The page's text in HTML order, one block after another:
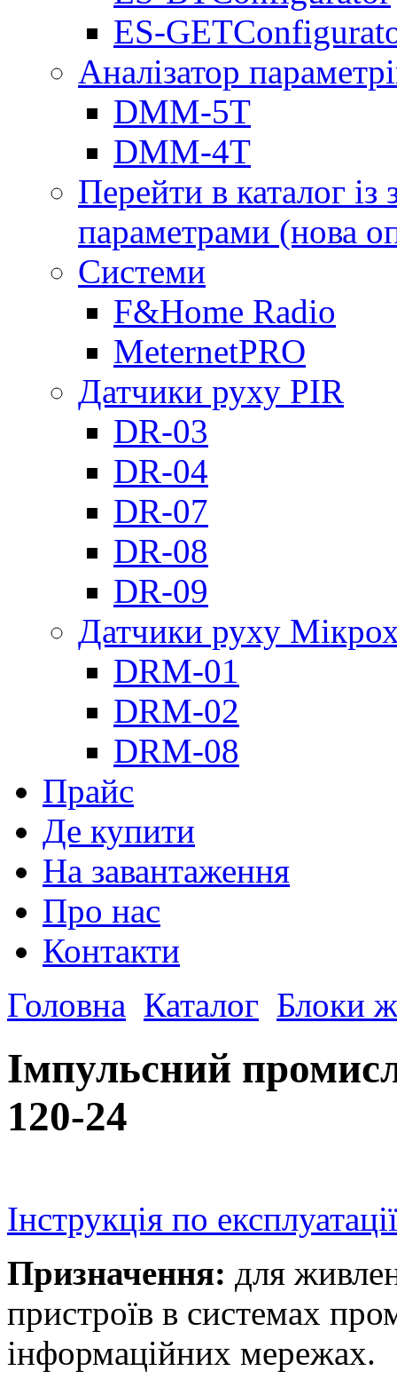
ES-
Аналізатор
DMM-5T
DMM-4T
Перейти в каталог
параметрами (нова
Системи
F&Home Radio
MeternetPRO
Датчики руху PIR
DR-03
DR-04
DR-07
DR-08
DR-09
Датчики руху
DRM-01
DRM-02
DRM-08
Прайс
Де купити
На завантаження
Про нас
Контакти
Головна Каталог Блоки
Імпульсний
120-24
Інструкція по експлуатації
Призначення: для
пристроїв в системах
інформаційних мережах.